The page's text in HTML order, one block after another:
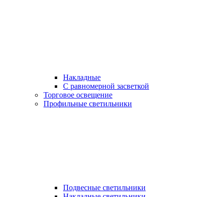
Накладные
С равномерной засветкой
Торговое освещение
Профильные светильники
Подвесные светильники